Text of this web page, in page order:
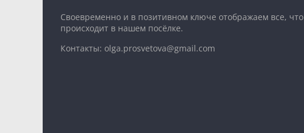
Cвоевременно и в позитивном ключе отображаем все, что
происходит в нашем посёлке.
Контакты: olga.prosvetova@gmail.com